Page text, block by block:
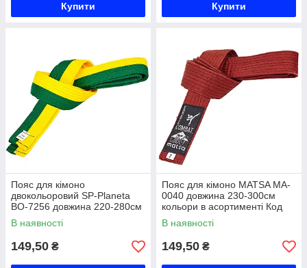
Купити Купити
Пояс для кімоно
двокольоровий SP-Planeta
BO-7256 довжина 220-280см
жовтий-зелений Код BO-7256
В наявності
149,50 ₴
Пояс для кімоно MATSA MA-
0040 довжина 230-300см
кольори в асортименті Код
MA-0040
В наявності
149,50 ₴